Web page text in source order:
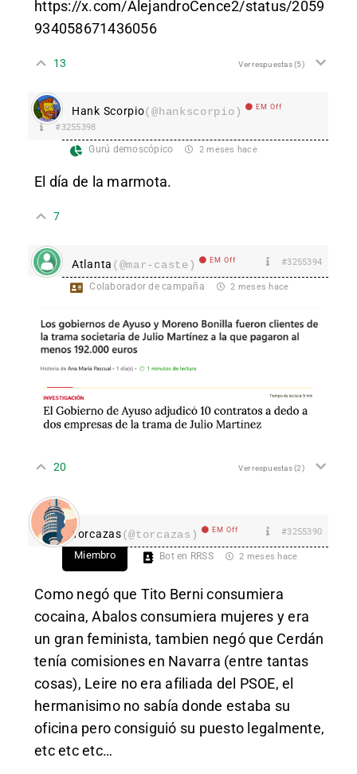
https://x.com/AlejandroCence2/status/2059
934058671436056
13 Ver respuestas(5)
Hank Scorpio(@hankscorpio) EM Off
#3255398
Gurú demoscópico 2 meses hace
El día de la marmota.
7
Atlanta (@mar-caste) EM Off #3255394
Colaborador de campaña 2 meses hace
20 Ver respuestas(2)
Torcazas(@torcazas) EM Off #3255390
Miembro Bot en RRSS 2 meses hace
Como negó que Tito Berni consumiera
cocaina, Abalos consumiera mujeres y era
un gran feminista, tambien negó que Cerdán
tenía comisiones en Navarra (entre tantas
cosas), Leire no era afiliada del PSOE, el
hermanisimo no sabía donde estaba su
oficina pero consiguió su puesto legalmente,
etc etc etc…